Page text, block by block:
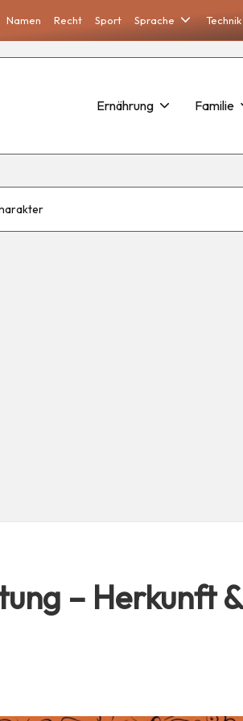
Namen Recht Sport Sprache Technik
Ernährung Familie
– Herkunft &